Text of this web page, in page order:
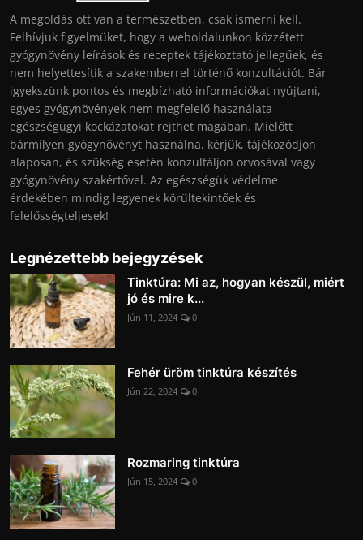
A megoldás ott van a természetben, csak ismerni kell.
Felhívjuk figyelmüket, hogy a weboldalunkon közzétett
gyógynövény leírások és receptek tájékoztató jellegűek, és
nem helyettesítik a szakemberrel történő konzultációt. Bár
igyekszünk pontos és megbízható információkat nyújtani,
egyes gyógynövények nem megfelelő használata
egészségügyi kockázatokat rejthet magában. Mielőtt
bármilyen gyógynövényt használna, kérjük, tájékozódjon
alaposan, és szükség esetén konzultáljon orvosával vagy
gyógynövény szakértővel. Az egészségük védelme
érdekében mindig legyenek körültekintőek és
felelősségteljesek!
Legnézettebb bejegyzések
Tinktúra: Mi az, hogyan készül, miért
jó és mire k...
Jún 11, 2024 0
Fehér üröm tinktúra készítés
Jún 22, 2024 0
Rozmaring tinktúra
Jún 15, 2024 0